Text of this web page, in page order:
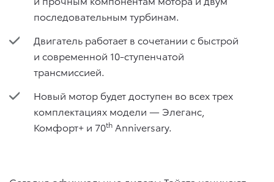
последовательным турбинам.
Двигатель работает в сочетании с быстрой
и современной 10-ступенчатой
трансмиссией.
Новый мотор будет доступен во всех трех
комплектациях модели — Элеганс,
Комфорт+ и 70th Anniversary.